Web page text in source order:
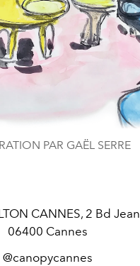
PAR GAËL SERRE
CANNES, 2 Bd
06400 Cannes
@canopycannes